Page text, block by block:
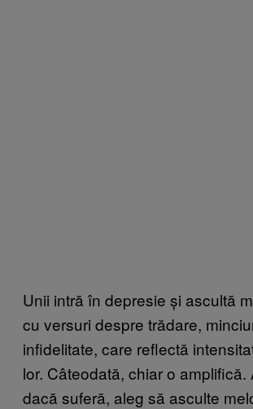
Unii intră în depresie și ascultă
cu versuri despre trădare,
infidelitate, care reflectă
lor. Câteodată, chiar o amplifică.
dacă suferă, aleg să asculte